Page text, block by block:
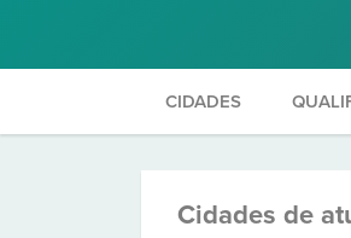
CIDADES
Cidades de